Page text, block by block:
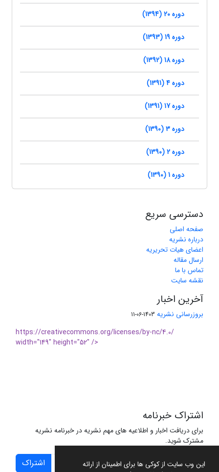
این وب سایت از کوکی ها برای اطمینان از ارائه
دوره 20 (1394)
دوره 19 (1393)
دوره 18 (1392)
دوره 4 (1391)
دوره 17 (1391)
دوره 3 (1390)
دوره 2 (1390)
دوره 1 (1390)
دسترسی سریع
صفحه اصلی
درباره نشریه
اعضای هیات تحریریه
ارسال مقاله
تماس با ما
نقشه سایت
آخرین اخبار
بروزرسانی نشریه 1403-06-11
https://creativecommons.org/licenses/by-nc/4.0/
width="149" height="52" />
اشتراک خبرنامه
برای دریافت اخبار و اطلاعیه های مهم نشریه در خبرنامه نشریه
مشترک شوید.
اشتراک